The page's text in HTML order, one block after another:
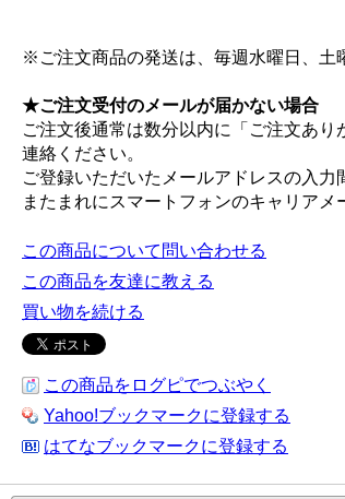
※ご注文商品の発送は、毎週水曜日、土
★ご注文受付のメールが届かない場合
ご注文後通常は数分以内に「ご注文あ
連絡ください。
ご登録いただいたメールアドレスの入力
またまれにスマートフォンのキャリア
この商品について問い合わせる
この商品を友達に教える
買い物を続ける
この商品をログピでつぶやく
Yahoo!ブックマークに登録する
はてなブックマークに登録する